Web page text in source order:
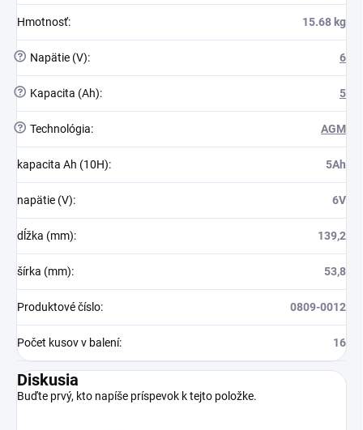
Hmotnosť: 15.68 kg
? Napätie (V): 6
? Kapacita (Ah): 5
? Technológia: AGM
kapacita Ah (10H): 5Ah
napätie (V): 6V
dĺžka (mm): 139,2
šírka (mm): 53,8
Produktové číslo: 0809-0012
Počet kusov v balení: 16
Diskusia
Buďte prvý, kto napíše príspevok k tejto položke.